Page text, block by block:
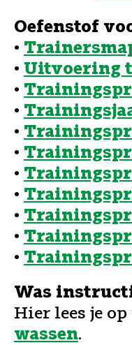
Oefenstof
•
• Uitvoering
•
•
•
•
•
•
•
•
•
Was
Hier lees je
wassen.